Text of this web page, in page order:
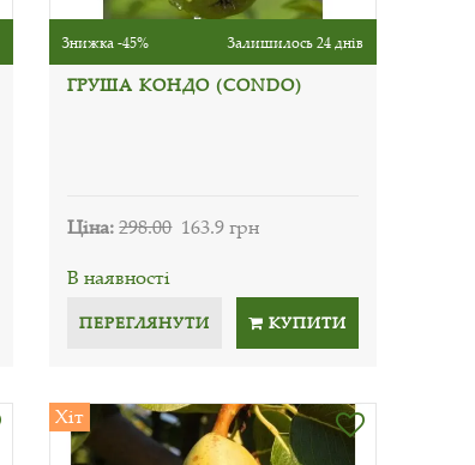
Знижка -45% Залишилось 24 днів
ГРУША КОНДО (CONDO)
Ціна:298.00 163.9 грн
В наявності
ПЕРЕГЛЯНУТИ КУПИТИ
Хіт